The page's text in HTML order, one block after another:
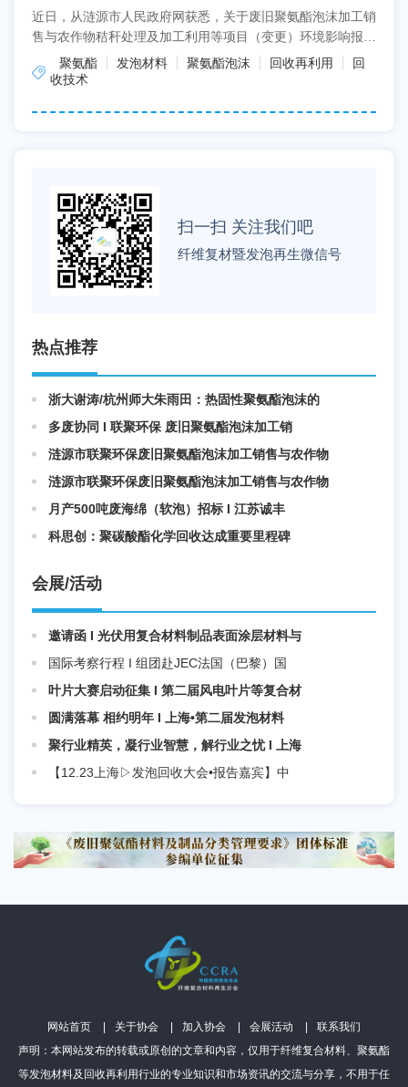
近日，从涟源市人民政府网获悉，关于废旧聚氨酯泡沫加工销
售与农作物秸秆处理及加工利用等项目（变更）环境影响报告
表受理情况。项目名称：旧聚氨酯泡沫加工销售与农作物秸...
聚氨酯 发泡材料 聚氨酯泡沫 回收再利用
回
收技术
扫一扫 关注我们吧
纤维复材暨发泡再生微信号
热点推荐
浙大谢涛/杭州师大朱雨田：热固性聚氨酯泡沫的
多废协同 I 联聚环保 废旧聚氨酯泡沫加工销
涟源市联聚环保废旧聚氨酯泡沫加工销售与农作物
涟源市联聚环保废旧聚氨酯泡沫加工销售与农作物
月产500吨废海绵（软泡）招标 I 江苏诚丰
科思创：聚碳酸酯化学回收达成重要里程碑
会展/活动
邀请函 I 光伏用复合材料制品表面涂层材料与
国际考察行程 I 组团赴JEC法国（巴黎）国
叶片大赛启动征集 I 第二届风电叶片等复合材
圆满落幕 相约明年 I 上海•第二届发泡材料
聚行业精英，凝行业智慧，解行业之忧 I 上海
【12.23上海▷发泡回收大会•报告嘉宾】中
网站首页 关于协会 加入协会 会展活动
联系我们
声明：本网站发布的转载或原创的文章和内容，仅用于纤维复合材料、聚氨酯
等发泡材料及回收再利用行业的专业知识和市场资讯的交流与分享，不用于任